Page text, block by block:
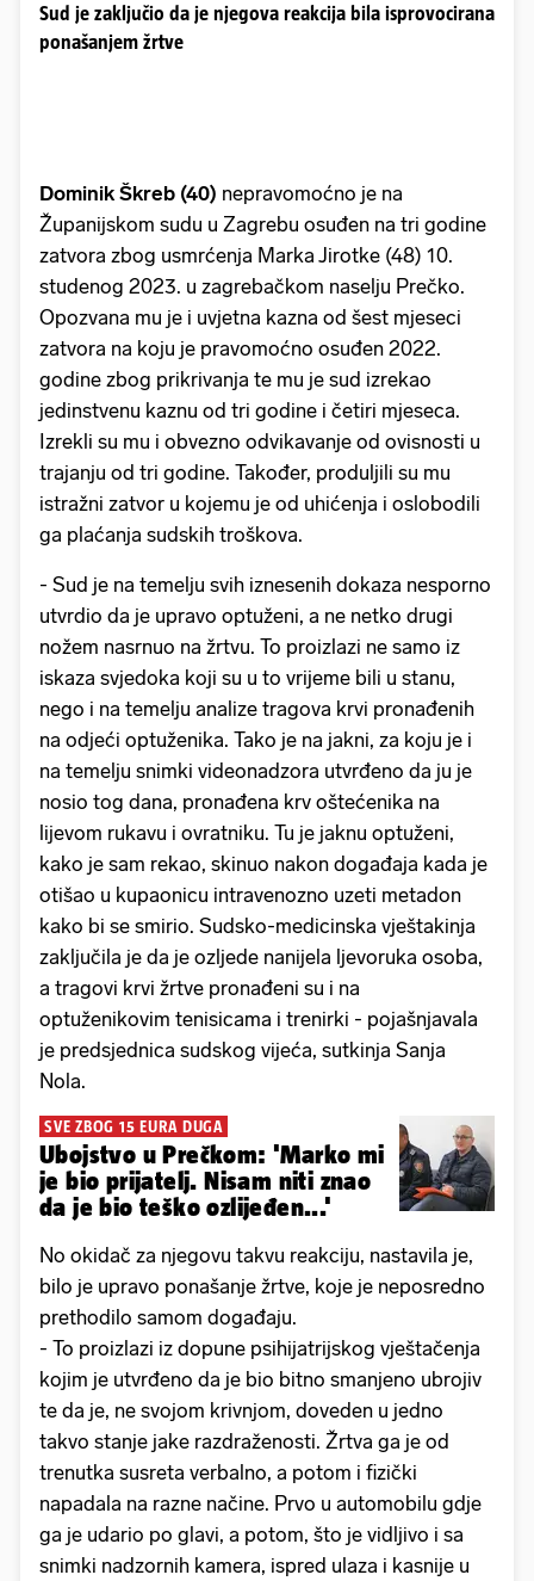
Sud je zaključio da je njegova reakcija bila isprovocirana
ponašanjem žrtve
Dominik Škreb (40) nepravomoćno je na
Županijskom sudu u Zagrebu osuđen na tri godine
zatvora zbog usmrćenja Marka Jirotke (48) 10.
studenog 2023. u zagrebačkom naselju Prečko.
Opozvana mu je i uvjetna kazna od šest mjeseci
zatvora na koju je pravomoćno osuđen 2022.
godine zbog prikrivanja te mu je sud izrekao
jedinstvenu kaznu od tri godine i četiri mjeseca.
Izrekli su mu i obvezno odvikavanje od ovisnosti u
trajanju od tri godine. Također, produljili su mu
istražni zatvor u kojemu je od uhićenja i oslobodili
ga plaćanja sudskih troškova.
- Sud je na temelju svih iznesenih dokaza nesporno
utvrdio da je upravo optuženi, a ne netko drugi
nožem nasrnuo na žrtvu. To proizlazi ne samo iz
iskaza svjedoka koji su u to vrijeme bili u stanu,
nego i na temelju analize tragova krvi pronađenih
na odjeći optuženika. Tako je na jakni, za koju je i
na temelju snimki videonadzora utvrđeno da ju je
nosio tog dana, pronađena krv oštećenika na
lijevom rukavu i ovratniku. Tu je jaknu optuženi,
kako je sam rekao, skinuo nakon događaja kada je
otišao u kupaonicu intravenozno uzeti metadon
kako bi se smirio. Sudsko-medicinska vještakinja
zaključila je da je ozljede nanijela ljevoruka osoba,
a tragovi krvi žrtve pronađeni su i na
optuženikovim tenisicama i trenirki - pojašnjavala
je predsjednica sudskog vijeća, sutkinja Sanja
Nola.
SVE ZBOG 15 EURA DUGA
Ubojstvo u Prečkom: 'Marko mi
je bio prijatelj. Nisam niti znao
da je bio teško ozlijeđen...'
No okidač za njegovu takvu reakciju, nastavila je,
bilo je upravo ponašanje žrtve, koje je neposredno
prethodilo samom događaju.
- To proizlazi iz dopune psihijatrijskog vještačenja
kojim je utvrđeno da je bio bitno smanjeno ubrojiv
te da je, ne svojom krivnjom, doveden u jedno
takvo stanje jake razdraženosti. Žrtva ga je od
trenutka susreta verbalno, a potom i fizički
napadala na razne načine. Prvo u automobilu gdje
ga je udario po glavi, a potom, što je vidljivo i sa
snimki nadzornih kamera, ispred ulaza i kasnije u